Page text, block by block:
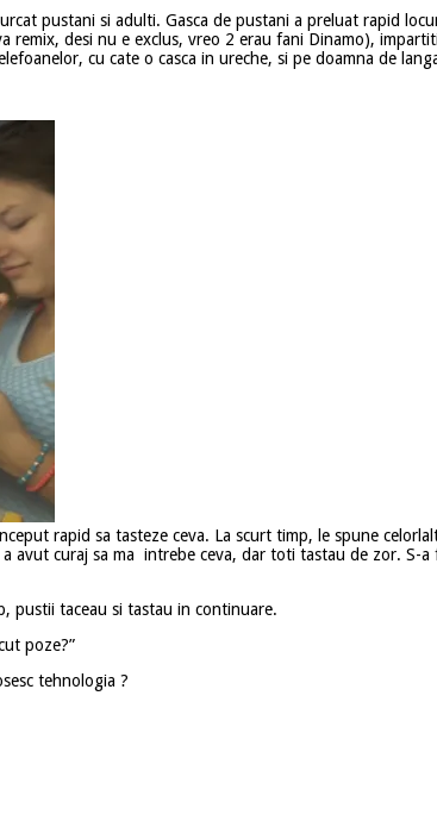
pustani si adulti. Gasca de pustani a preluat rapid
desi nu e exclus, vreo 2 erau fani Dinamo),
cu cate o casca in ureche, si pe doamna de
rapid sa tasteze ceva. La scurt timp, le spune
curaj sa ma intrebe ceva, dar toti tastau de zor. S-
pustii taceau si tastau in continuare.
poze?”
tehnologia ?